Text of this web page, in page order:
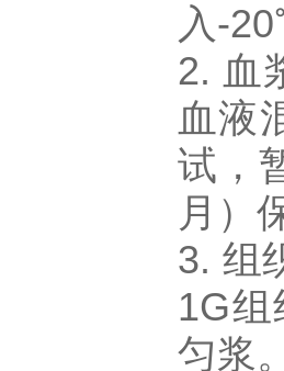
入-
2. 血
血液
试，
月）
3. 组
1G
匀浆